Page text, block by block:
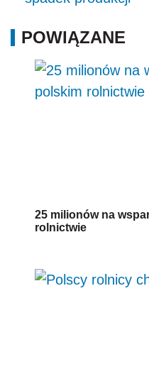
POWIĄZANE
25 milionów na
rolnictwie